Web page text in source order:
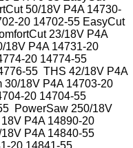
50/18V P4A 14730-
20 14702-55 EasyCut
23/18V P4A
18V P4A 14731-20
20 14774-55
55 THS 42/18V P4A
30/18V P4A 14703-20
20 14704-55
PowerSaw 250/18V
P4A 14890-20
P4A 14840-55
20 14841-55